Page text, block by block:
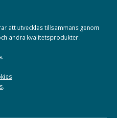
att utvecklas tillsammans genom
andra kvalitetsprodukter.
.
.
.